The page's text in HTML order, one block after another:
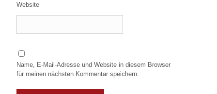
Website
Name, E-Mail-Adresse und Website in diesem Browser
für meinen nächsten Kommentar speichern.